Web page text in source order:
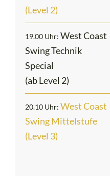
(Level 2)
19.00 Uhr: West Coast
Swing Technik
Special
(ab Level 2)
20.10 Uhr: West Coast
Swing Mittelstufe
(Level 3)